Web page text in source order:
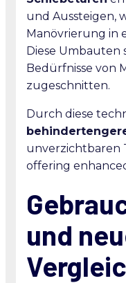
und Aussteigen,
Manövrierung in
Diese Umbauten
Bedürfnisse von
zugeschnitten.
Durch diese
unverzichtbaren
offering
und